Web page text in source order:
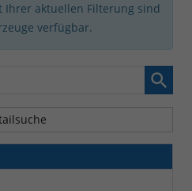
Ihrer aktuellen Filterung sind
verfügbar.